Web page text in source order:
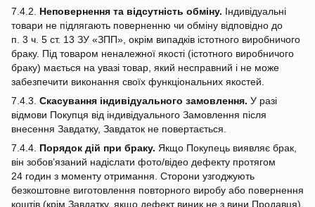
7.4.2. Неповернення та відсутність обміну. Індивідуальні
товари не підлягають поверненню чи обміну відповідно до
п. 3 ч. 5 ст. 13 ЗУ «ЗПП», окрім випадків істотного виробничого
браку. Під товаром неналежної якості (істотного виробничого
браку) мається на увазі товар, який несправний і не може
забезпечити виконання своїх функціональних якостей.
7.4.3. Скасування індивідуального замовлення. У разі
відмови Покупця від індивідуального Замовлення після
внесення Завдатку, Завдаток не повертається.
7.4.4. Порядок дій при браку. Якщо Покупець виявляє брак,
він зобов’язаний надіслати фото/відео дефекту протягом
24 годин з моменту отримання. Сторони узгоджують
безкоштовне виготовлення повторного виробу або повернення
коштів (крім Завдатку, якщо дефект виник не з вини Продавця).